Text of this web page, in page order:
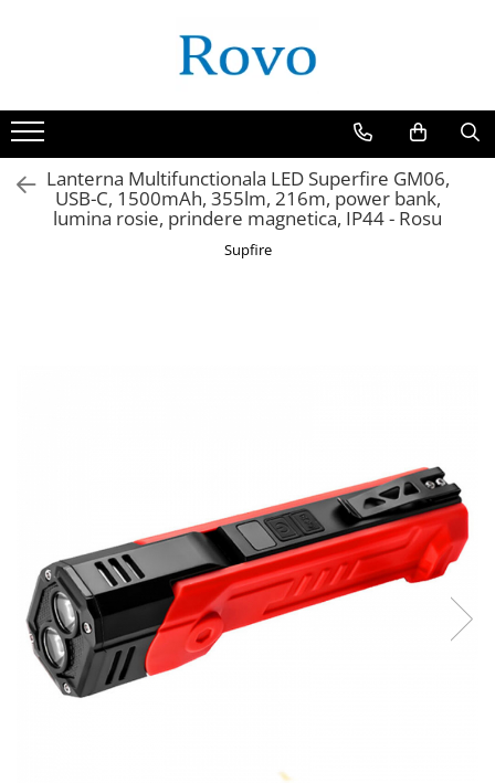
Corpuri de Iluminat
Intrerupatoare - Relee - Senzori
Prize - Prelungitoare - Sigurante
Electrocasnice
Lanterna Multifunctionala LED Superfire GM06,
USB-C, 1500mAh, 355lm, 216m, power bank,
lumina rosie, prindere magnetica, IP44 - Rosu
Supfire